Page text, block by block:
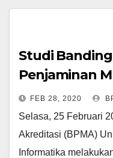
Studi
Penjaminan
Universitas
FEB 28, 2020
Selasa, 25 Februari
Akreditasi (BPMA)
Informatika